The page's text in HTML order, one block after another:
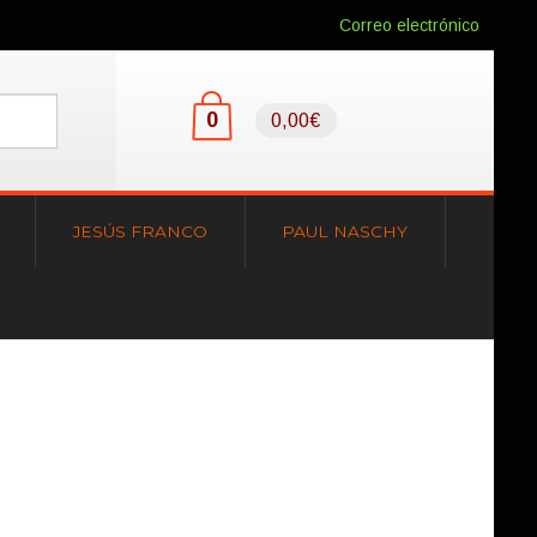
Correo electrónico
0 0,00€
JESÚS FRANCO PAUL NASCHY